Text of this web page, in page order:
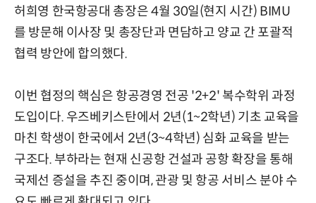
허희영 한국항공대 총장은 4월 30일(현지 시간) BIMU
를 방문해 이사장 및 총장단과 면담하고 양교 간 포괄적
협력 방안에 합의했다.
이번 협정의 핵심은 항공경영 전공 '2+2' 복수학위 과정
도입이다. 우즈베키스탄에서 2년(1~2학년) 기초 교육을
마친 학생이 한국에서 2년(3~4학년) 심화 교육을 받는
구조다. 부하라는 현재 신공항 건설과 공항 확장을 통해
국제선 증설을 추진 중이며, 관광 및 항공 서비스 분야 수